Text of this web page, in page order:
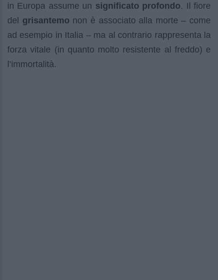
in Europa assume un significato profondo. Il fiore
del grisantemo non è associato alla morte – come
ad esempio in Italia – ma al contrario rappresenta la
forza vitale (in quanto molto resistente al freddo) e
l’immortalità.